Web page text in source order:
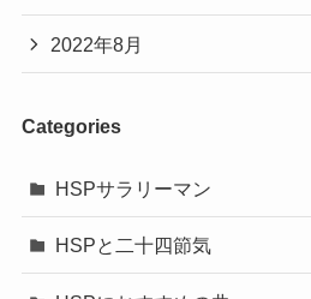
2022年8月
Categories
HSPサラリーマン
HSPと二十四節気